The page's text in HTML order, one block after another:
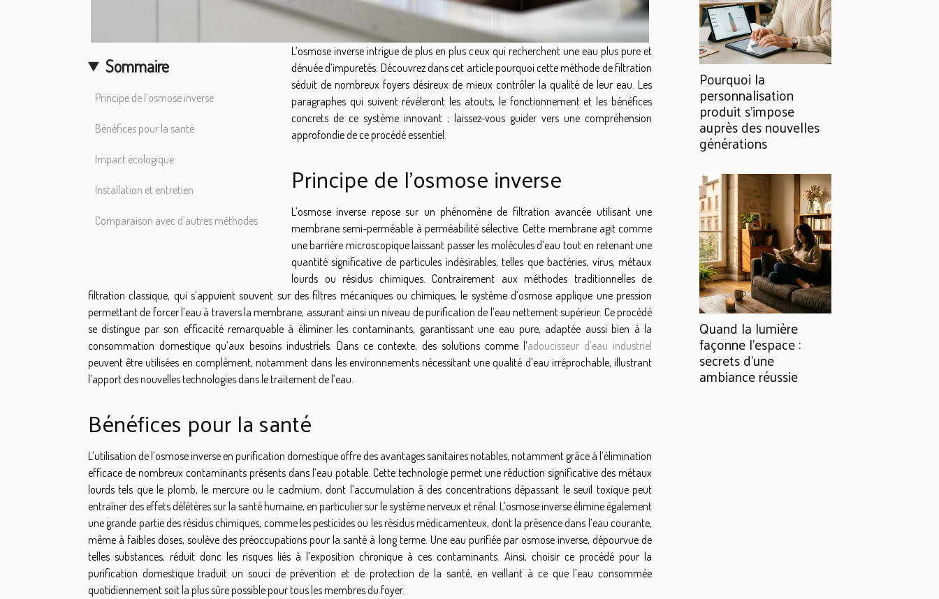
Sommaire
Principe de l’osmose inverse
Bénéfices pour la santé
Impact écologique
Installation et entretien
Comparaison avec d’autres méthodes
L’osmose inverse intrigue de plus en plus ceux qui recherchent une eau plus pure et
dénuée d’impuretés. Découvrez dans cet article pourquoi cette méthode de filtration
séduit de nombreux foyers désireux de mieux contrôler la qualité de leur eau. Les
paragraphes qui suivent révéleront les atouts, le fonctionnement et les bénéfices
concrets de ce système innovant ; laissez-vous guider vers une compréhension
approfondie de ce procédé essentiel.
Principe de l’osmose inverse
L’osmose inverse repose sur un phénomène de filtration avancée utilisant une
membrane semi-perméable à perméabilité sélective. Cette membrane agit comme
une barrière microscopique laissant passer les molécules d’eau tout en retenant une
quantité significative de particules indésirables, telles que bactéries, virus, métaux
lourds ou résidus chimiques. Contrairement aux méthodes traditionnelles de
filtration classique, qui s’appuient souvent sur des filtres mécaniques ou chimiques, le système d’osmose applique une pression
permettant de forcer l’eau à travers la membrane, assurant ainsi un niveau de purification de l’eau nettement supérieur. Ce procédé
se distingue par son efficacité remarquable à éliminer les contaminants, garantissant une eau pure, adaptée aussi bien à la
consommation domestique qu’aux besoins industriels. Dans ce contexte, des solutions comme l’adoucisseur d'eau industriel
peuvent être utilisées en complément, notamment dans les environnements nécessitant une qualité d’eau irréprochable, illustrant
l’apport des nouvelles technologies dans le traitement de l’eau.
Bénéfices pour la santé
L’utilisation de l’osmose inverse en purification domestique offre des avantages sanitaires notables, notamment grâce à l’élimination
efficace de nombreux contaminants présents dans l’eau potable. Cette technologie permet une réduction significative des métaux
lourds tels que le plomb, le mercure ou le cadmium, dont l’accumulation à des concentrations dépassant le seuil toxique peut
entraîner des effets délétères sur la santé humaine, en particulier sur le système nerveux et rénal. L’osmose inverse élimine également
une grande partie des résidus chimiques, comme les pesticides ou les résidus médicamenteux, dont la présence dans l’eau courante,
même à faibles doses, soulève des préoccupations pour la santé à long terme. Une eau purifiée par osmose inverse, dépourvue de
telles substances, réduit donc les risques liés à l’exposition chronique à ces contaminants. Ainsi, choisir ce procédé pour la
purification domestique traduit un souci de prévention et de protection de la santé, en veillant à ce que l’eau consommée
quotidiennement soit la plus sûre possible pour tous les membres du foyer.
Pourquoi la
personnalisation
produit s’impose
auprès des nouvelles
générations
Quand la lumière
façonne l’espace :
secrets d’une
ambiance réussie